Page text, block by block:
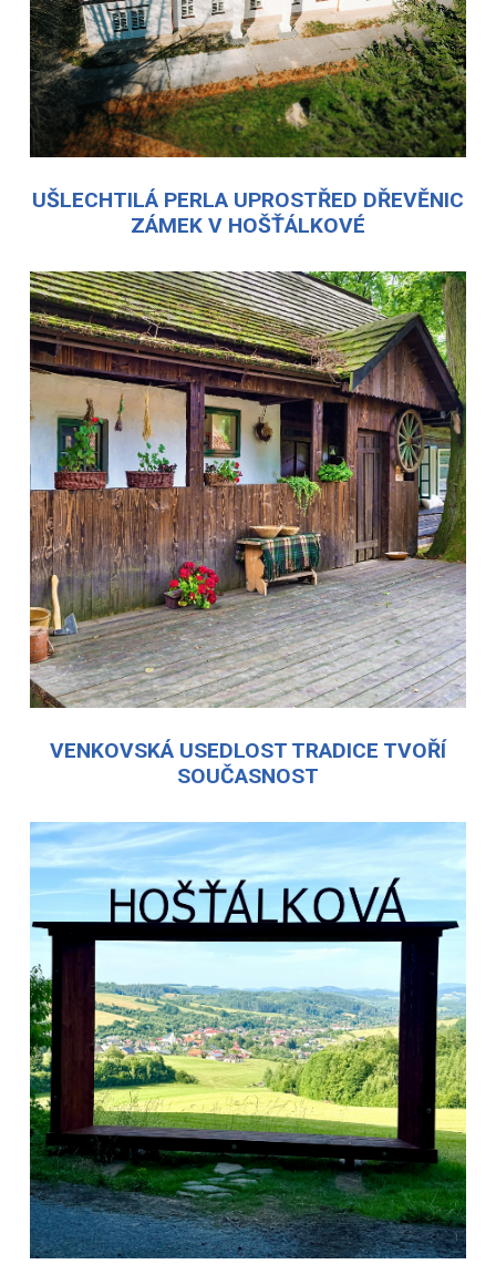
UŠLECHTILÁ PERLA UPROSTŘED DŘEVĚNIC
ZÁMEK V HOŠŤÁLKOVÉ
VENKOVSKÁ USEDLOST TRADICE TVOŘÍ
SOUČASNOST